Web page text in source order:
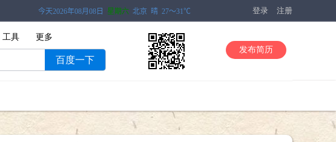
登录 注册
工具 更多
百度一下
发布简历